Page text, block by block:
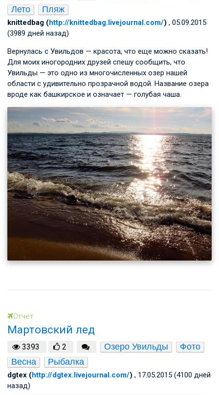
Лето
Пляж
knittedbag (http://knittedbag.livejournal.com/) , 05.09.2015
(3989 дней назад)
Вернулась с Увильдов — красота, что еще можно сказать!
Для моих иногородних друзей спешу сообщить, что
Увильды — это одно из многочисленных озер нашей
области с удивительно прозрачной водой. Название озера
вроде как башкирское и означает — голубая чаша.
Отчет
Мартовский лед
3393 2 Озеро Увильды
Фото
Весна
Рыбалка
dgtex (http://dgtex.livejournal.com/) , 17.05.2015 (4100 дней
назад)